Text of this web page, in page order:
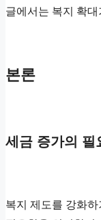
글에서는 복지 확
본론
세금 증가의 필
복지 제도를 강화